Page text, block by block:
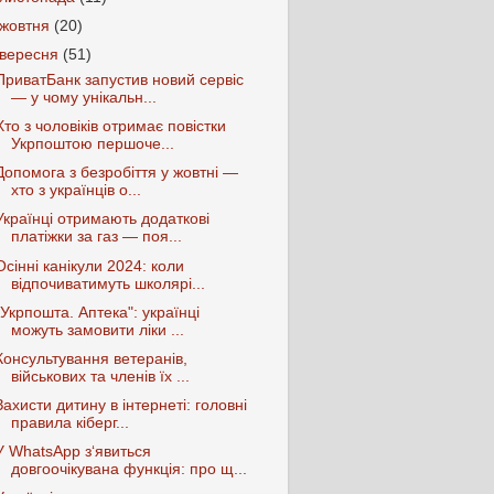
жовтня (20)
вересня (51)
запустив новий сервіс
— у чому унікальн...
з чоловіків отримає повістки
Укрпоштою першоче...
з безробіття у жовтні —
хто з українців о...
отримають додаткові
платіжки за газ — поя...
канікули 2024: коли
відпочиватимуть школярі...
Аптека": українці
можуть замовити ліки ...
ветеранів,
військових та членів їх ...
дитину в інтернеті: головні
правила кіберг...
WhatsApp з‘явиться
довгоочікувана функція: про щ...